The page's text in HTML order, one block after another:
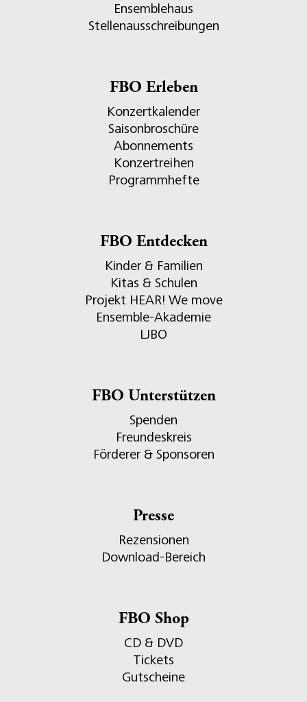
Ensemblehaus
Stellenausschreibungen
FBO Erleben
Konzertkalender
Saisonbroschüre
Abonnements
Konzertreihen
Programmhefte
FBO Entdecken
Kinder & Familien
Kitas & Schulen
Projekt HEAR! We move
Ensemble-Akademie
LJBO
FBO Unterstützen
Spenden
Freundeskreis
Förderer & Sponsoren
Presse
Rezensionen
Download-Bereich
FBO Shop
CD & DVD
Tickets
Gutscheine